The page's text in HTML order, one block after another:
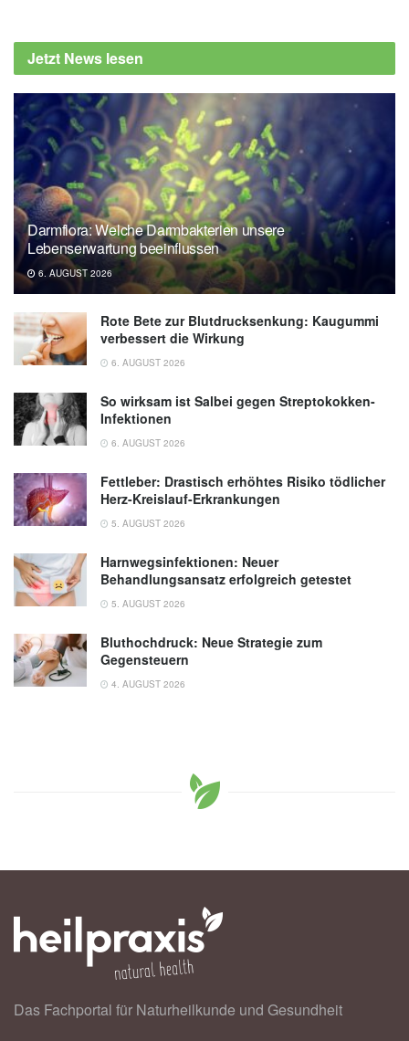
Verbraucherschutz (BVL): Produktwarnung
nuna Tafeltrauben hell kernlos (veröffentlicht
Jetzt News lesen
Darmflora: Welche Darmbakterien unsere
Lebenserwartung beeinflussen
6. AUGUST 2026
Rote Bete zur Blutdrucksenkung: Kaugummi
verbessert die Wirkung
6. AUGUST 2026
So wirksam ist Salbei gegen Streptokokken-
Infektionen
6. AUGUST 2026
Fettleber: Drastisch erhöhtes Risiko tödlicher
Herz-Kreislauf-Erkrankungen
5. AUGUST 2026
Harnwegsinfektionen: Neuer
Behandlungsansatz erfolgreich getestet
5. AUGUST 2026
Bluthochdruck: Neue Strategie zum
Gegensteuern
4. AUGUST 2026
Das Fachportal für Naturheilkunde und Gesundheit